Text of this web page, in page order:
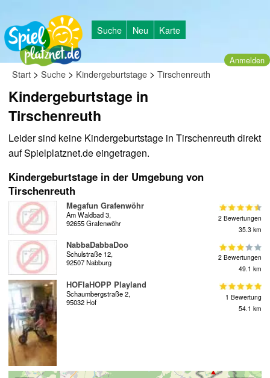
Suche Neu Karte
Anmelden
Start > Suche > Kindergeburtstage > Tirschenreuth
Kindergeburtstage in
Tirschenreuth
Leider sind keine Kindergeburtstage in Tirschenreuth direkt
auf Spielplatznet.de eingetragen.
Kindergeburtstage in der Umgebung von
Tirschenreuth
Megafun Grafenwöhr
Am Waldbad 3,
92655 Grafenwöhr
2 Bewertungen
35.3 km
NabbaDabbaDoo
Schulstraße 12,
92507 Nabburg
2 Bewertungen
49.1 km
HOFlaHOPP Playland
Schaumbergstraße 2,
95032 Hof
1 Bewertung
54.1 km